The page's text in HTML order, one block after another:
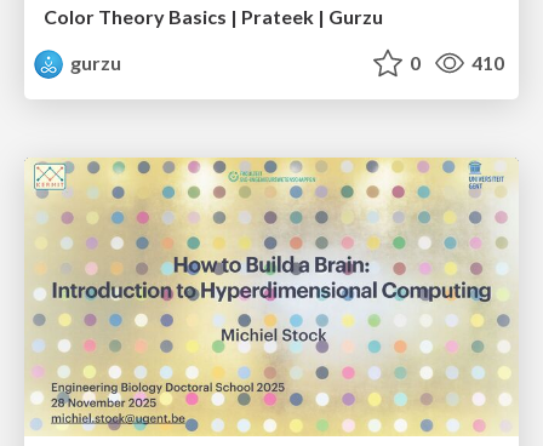
Color Theory Basics | Prateek | Gurzu
gurzu
0 410